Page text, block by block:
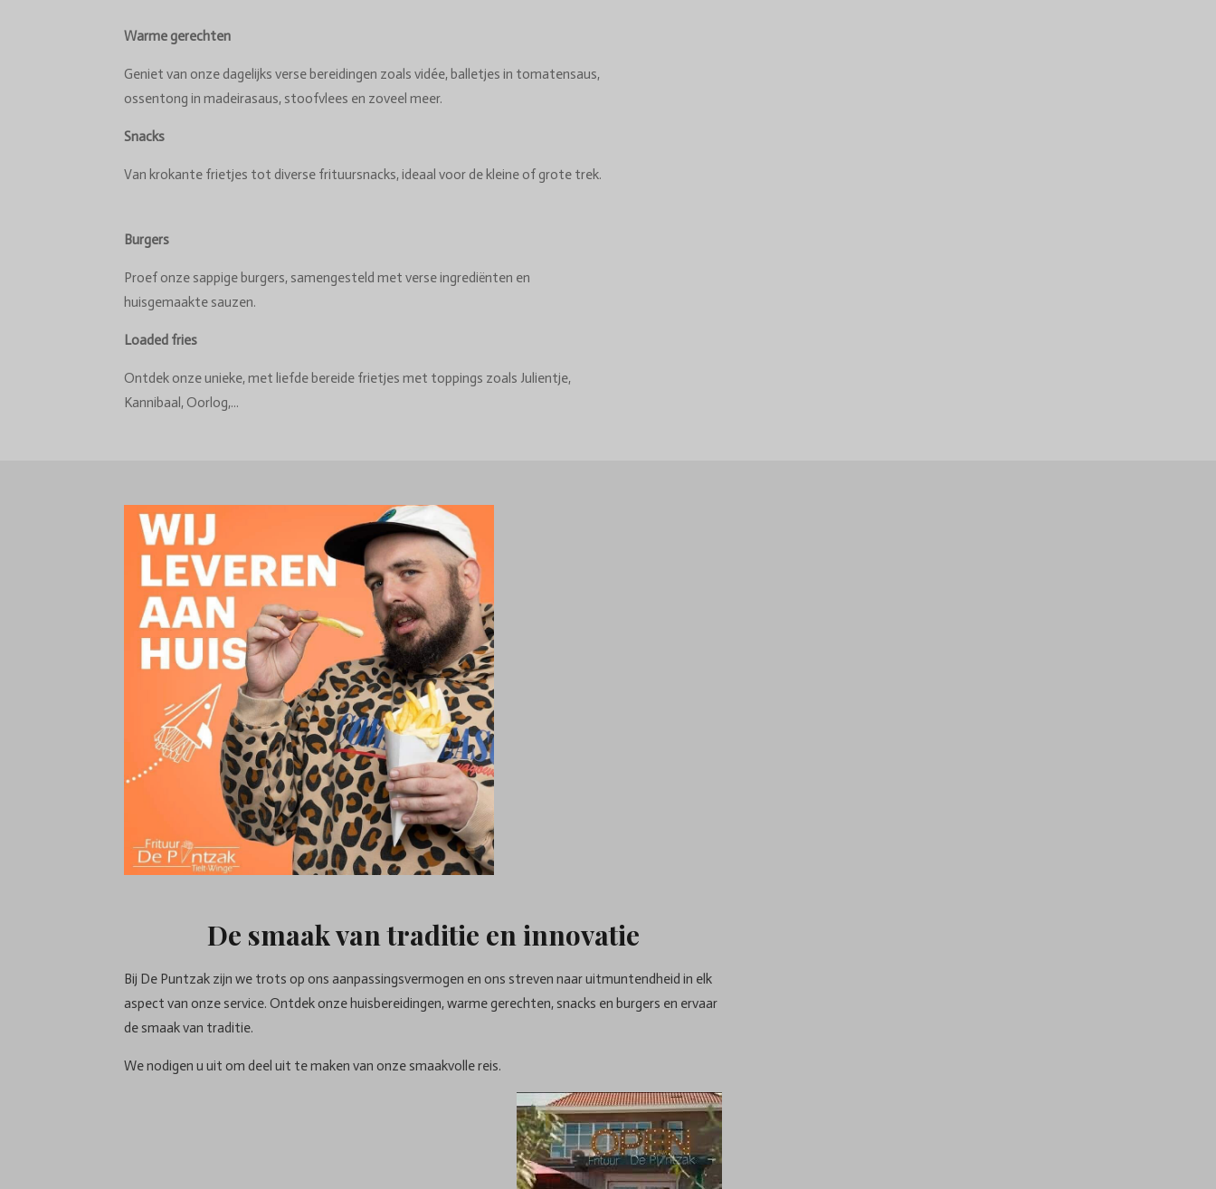
Warme gerechten
Geniet van onze dagelijks verse bereidingen zoals vidée, balletjes in tomatensaus,
ossentong in madeirasaus, stoofvlees en zoveel meer.
Snacks
Van krokante frietjes tot diverse frituursnacks, ideaal voor de kleine of grote trek.
Burgers
Proef onze sappige burgers, samengesteld met verse ingrediënten en
huisgemaakte sauzen.
Loaded fries
Ontdek onze unieke, met liefde bereide frietjes met toppings zoals Julientje,
Kannibaal, Oorlog,...
De smaak van traditie en innovatie
Bij De Puntzak zijn we trots op ons aanpassingsvermogen en ons streven naar uitmuntendheid in elk
aspect van onze service. Ontdek onze huisbereidingen, warme gerechten, snacks en burgers en ervaar
de smaak van traditie.
We nodigen u uit om deel uit te maken van onze smaakvolle reis.